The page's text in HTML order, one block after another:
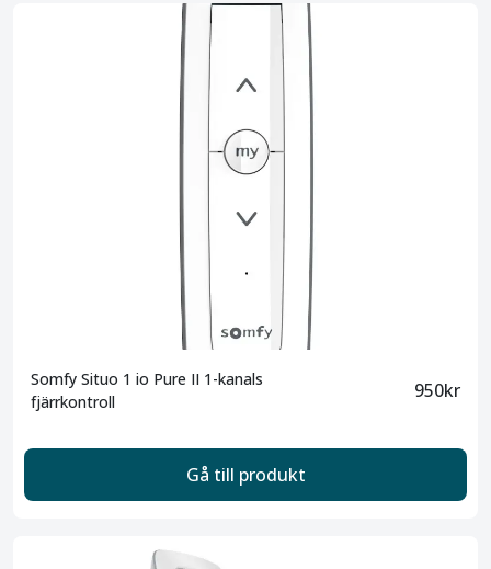
Somfy Situo 1 io Pure II 1-kanals
fjärrkontroll
950kr
Gå till produkt